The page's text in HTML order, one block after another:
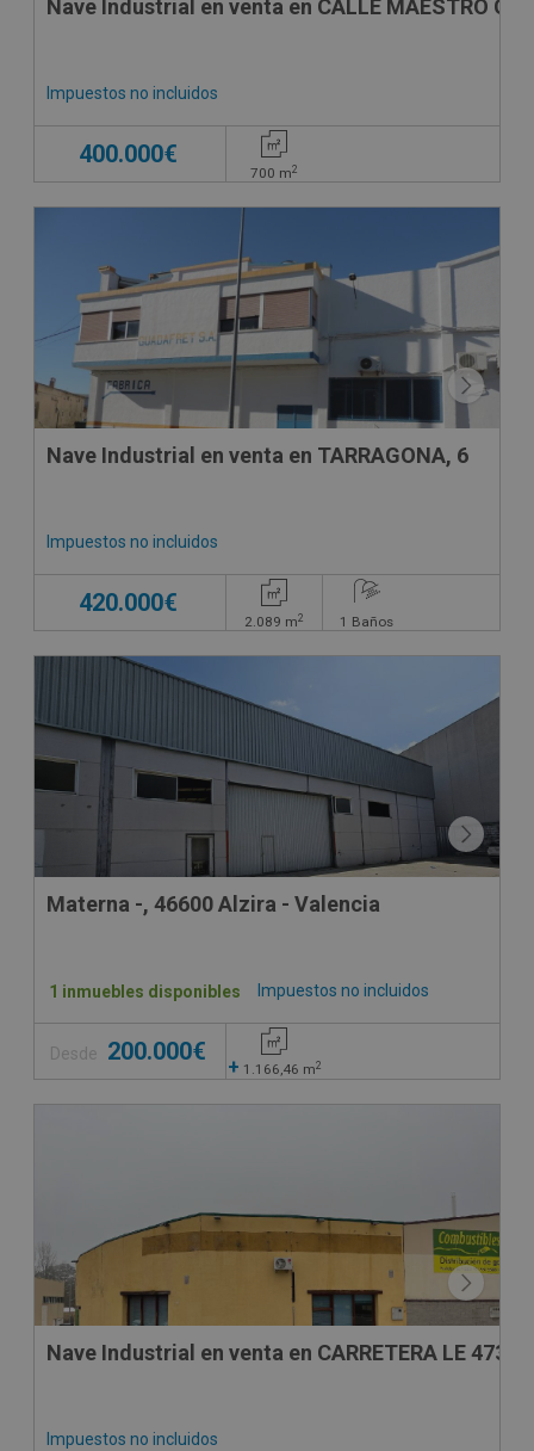
Nave Industrial en venta en CALLE MAESTRO
Impuestos no incluidos
400.000€
700 m2
CONDICIONES ESPECIALES
Nave Industrial en venta en TARRAGONA, 6
Impuestos no incluidos
420.000€
2.089 m2 1 Baños
Materna -, 46600 Alzira - Valencia
Impuestos no incluidos
1 inmuebles disponibles
Desde 200.000€
+ 1.166,46 m2
Nave
Impuestos no incluidos